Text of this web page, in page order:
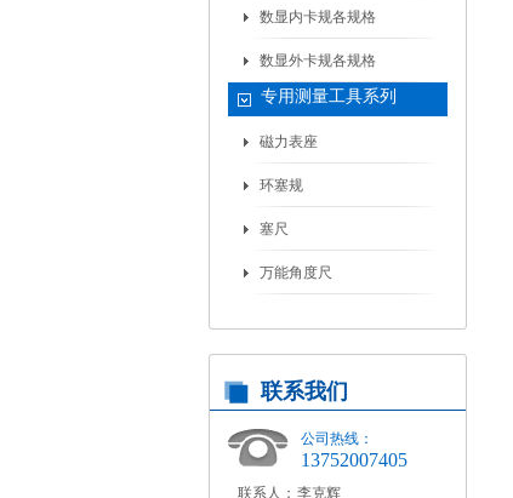
数显内卡规各规格
数显外卡规各规格
专用测量工具系列
磁力表座
环塞规
塞尺
万能角度尺
联系我们
公司热线：
13752007405
联系人： 李克辉